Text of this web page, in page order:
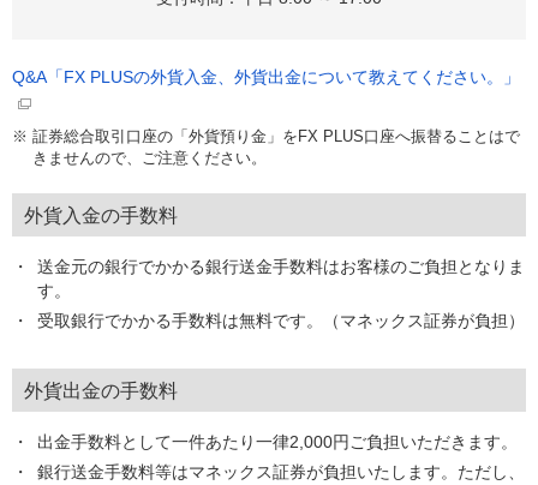
Q&A「FX PLUSの外貨入金、外貨出金について教えてください。」
※ 証券総合取引口座の「外貨預り金」をFX PLUS口座へ振替ることはで
きませんので、ご注意ください。
外貨入金の手数料
送金元の銀行でかかる銀行送金手数料はお客様のご負担となりま
す。
受取銀行でかかる手数料は無料です。（マネックス証券が負担）
外貨出金の手数料
出金手数料として一件あたり一律2,000円ご負担いただきます。
銀行送金手数料等はマネックス証券が負担いたします。ただし、